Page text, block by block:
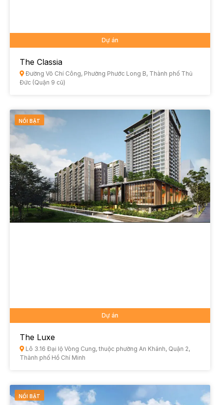
Dự án
The Classia
Đường Võ Chí Công, Phường Phước Long B, Thành phố Thủ
Đức (Quận 9 cũ)
NỔI BẬT
Dự án
The Luxe
Lô 3.16 Đại lộ Vòng Cung, thuộc phường An Khánh, Quận 2,
Thành phố Hồ Chí Minh
NỔI BẬT